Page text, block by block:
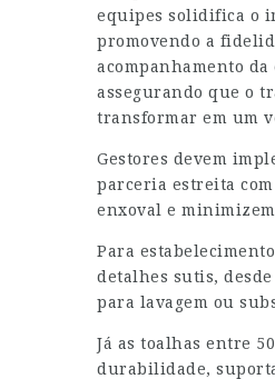
equipes solidifica o
promovendo a
acompanhamento
assegurando que o
transformar em um
Gestores devem
parceria estreita
enxoval e
Para
detalhes sutis,
para lavagem ou
Já as toalhas entre
durabilidade,